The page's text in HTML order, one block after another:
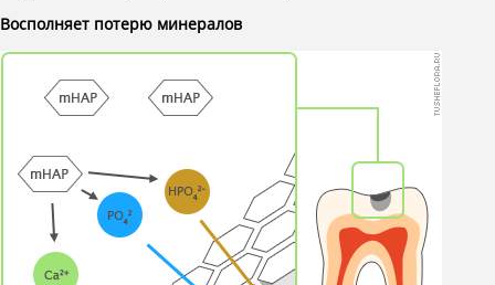
Восполняет потерю минералов